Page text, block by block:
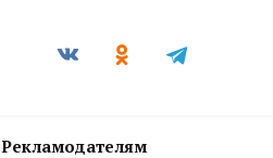
Рекламодателям